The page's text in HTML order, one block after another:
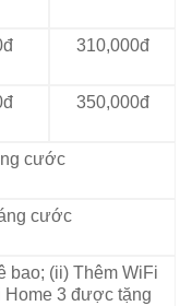
310,000đ
350,000đ
cước
cước
bao; (ii) Thêm WiFi
Home 3 được tặng